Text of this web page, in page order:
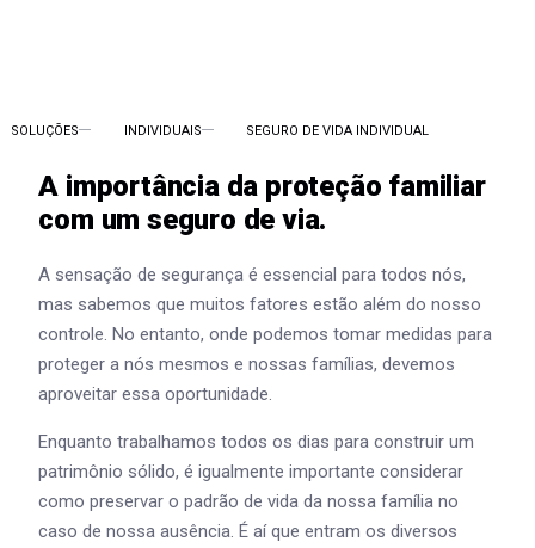
SOLUÇÕES INDIVIDUAIS SEGURO DE VIDA INDIVIDUAL
A importância da proteção familiar
com um seguro de via.
A sensação de segurança é essencial para todos nós,
mas sabemos que muitos fatores estão além do nosso
controle. No entanto, onde podemos tomar medidas para
proteger a nós mesmos e nossas famílias, devemos
aproveitar essa oportunidade.
Enquanto trabalhamos todos os dias para construir um
patrimônio sólido, é igualmente importante considerar
como preservar o padrão de vida da nossa família no
caso de nossa ausência. É aí que entram os diversos